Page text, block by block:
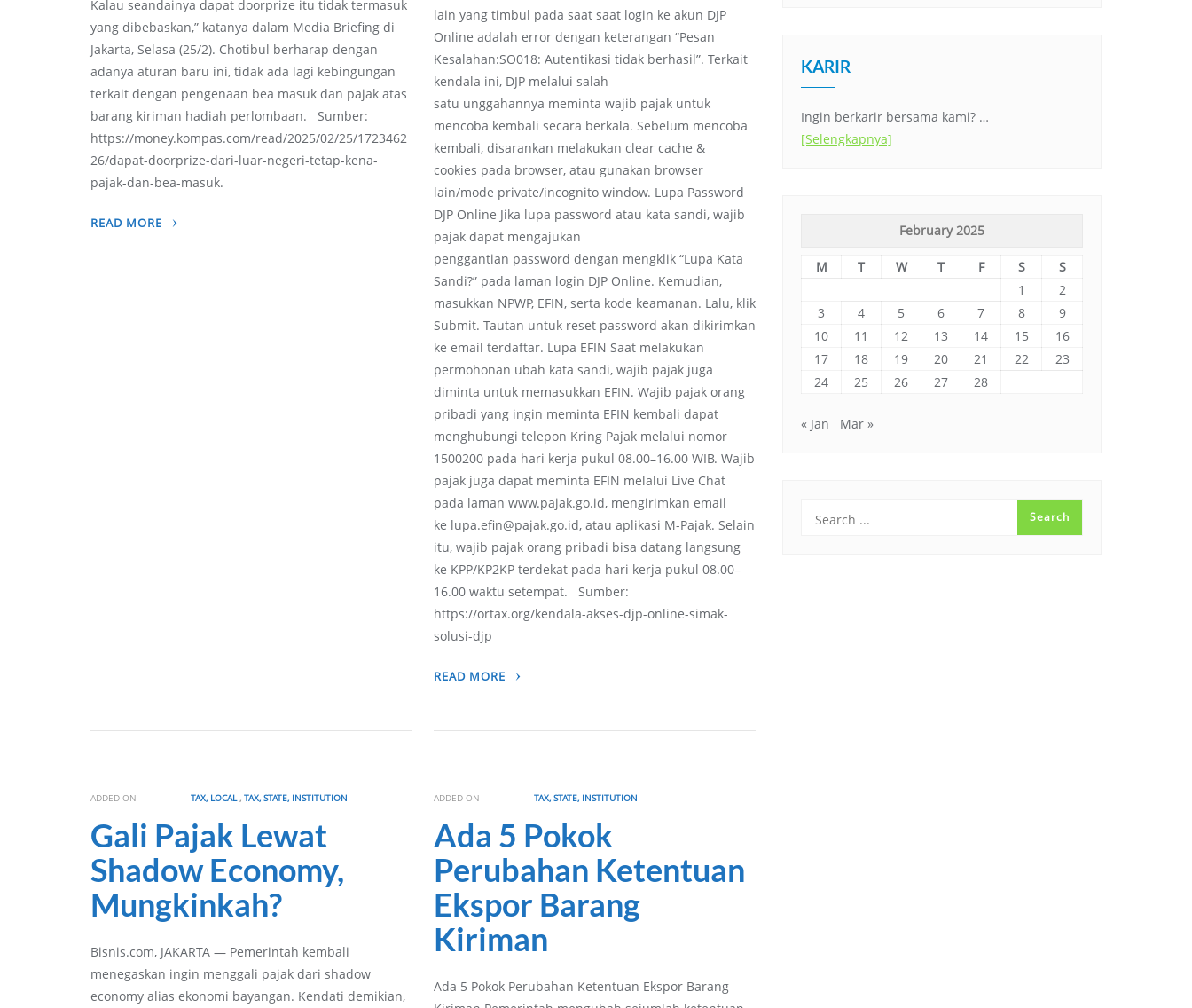
Kalau seandainya dapat doorprize itu tidak termasuk
yang dibebaskan,” katanya dalam Media Briefing di
Jakarta, Selasa (25/2). Chotibul berharap dengan
adanya aturan baru ini, tidak ada lagi kebingungan
terkait dengan pengenaan bea masuk dan pajak atas
barang kiriman hadiah perlombaan. Sumber:
https://money.kompas.com/read/2025/02/25/1723462
26/dapat-doorprize-dari-luar-negeri-tetap-kena-
pajak-dan-bea-masuk.
READ MORE
lain yang timbul pada saat saat login ke akun DJP
Online adalah error dengan keterangan “Pesan
Kesalahan:SO018: Autentikasi tidak berhasil”. Terkait
kendala ini, DJP melalui salah
satu unggahannya meminta wajib pajak untuk
mencoba kembali secara berkala. Sebelum mencoba
kembali, disarankan melakukan clear cache &
cookies pada browser, atau gunakan browser
lain/mode private/incognito window. Lupa Password
DJP Online Jika lupa password atau kata sandi, wajib
pajak dapat mengajukan
penggantian password dengan mengklik “Lupa Kata
Sandi?” pada laman login DJP Online. Kemudian,
masukkan NPWP, EFIN, serta kode keamanan. Lalu, klik
Submit. Tautan untuk reset password akan dikirimkan
ke email terdaftar. Lupa EFIN Saat melakukan
permohonan ubah kata sandi, wajib pajak juga
diminta untuk memasukkan EFIN. Wajib pajak orang
pribadi yang ingin meminta EFIN kembali dapat
menghubungi telepon Kring Pajak melalui nomor
1500200 pada hari kerja pukul 08.00–16.00 WIB. Wajib
pajak juga dapat meminta EFIN melalui Live Chat
pada laman www.pajak.go.id, mengirimkan email
ke lupa.efin@pajak.go.id, atau aplikasi M-Pajak. Selain
itu, wajib pajak orang pribadi bisa datang langsung
ke KPP/KP2KP terdekat pada hari kerja pukul 08.00–
16.00 waktu setempat. Sumber:
https://ortax.org/kendala-akses-djp-online-simak-
solusi-djp
READ MORE
ADDED ON TAX, LOCAL,TAX, STATE, INSTITUTION
Gali Pajak Lewat
Shadow Economy,
Mungkinkah?
Bisnis.com, JAKARTA — Pemerintah kembali
menegaskan ingin menggali pajak dari shadow
economy alias ekonomi bayangan. Kendati demikian,
ADDED ON TAX, STATE, INSTITUTION
Ada 5 Pokok
Perubahan Ketentuan
Ekspor Barang
Kiriman
Ada 5 Pokok Perubahan Ketentuan Ekspor Barang
KARIR
Ingin berkarir bersama kami? …
[Selengkapnya]
February 2025
M T W T F S
S
1
2
3
4 5 6 7 8
9
10
11 12 13 14 15
16
17
18 19 20 21 22
23
24
25 26 27 28
« Jan Mar »